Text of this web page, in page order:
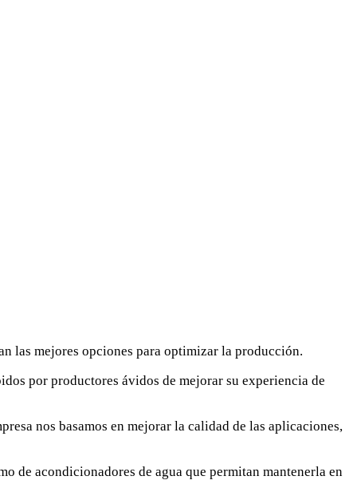
las mejores opciones para optimizar la producción.
por productores ávidos de mejorar su experiencia de
nos basamos en mejorar la calidad de las aplicaciones,
de acondicionadores de agua que permitan mantenerla en